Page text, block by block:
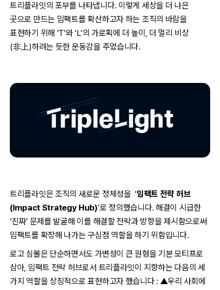
트리플라잇의 포부를 나타냅니다. 이렇게 세상을 더 나은
곳으로 만드는 임팩트를 확산하고자 하는 조직의 바람을
표현하기 위해 ‘T’와 ‘L’의 가로획에 더 높이, 더 멀리 비상
(非上)하려는 듯한 운동감을 주었습니다.
트리플라잇은 조직의 새로운 정체성을 ‘임팩트 전략 허브
(Impact Strategy Hub)’로 정의했습니다. 해결이 시급한
‘진짜’ 문제를 발굴해 이를 해결할 전략과 방향을 제시함으로써
임팩트를 확장해 나가는 구심점 역할을 하기 위함입니다.
로고 심볼은 단순하면서도 가변성이 큰 원형을 기본 모티프로
삼아, 임팩트 전략 허브로서 트리플라잇이 지향하는 다음의 세
가지 역할을 상징적으로 표현하고자 했습니다 : ▲우리 사회에